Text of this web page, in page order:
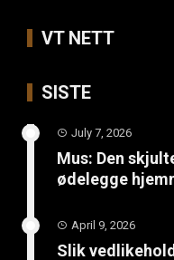
VT NETT
SISTE
July 7, 2026
Mus: Den
ødelegge
April 9, 2026
Slik